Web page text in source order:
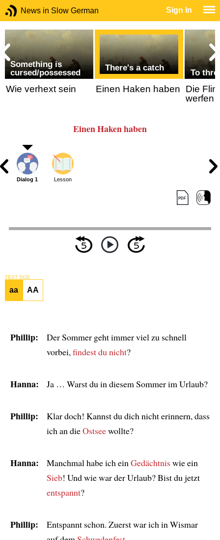
News in Slow German Sign In
Something is
cursed/possessed
Wie verhext sein
There's a catch
Einen Haken haben
To
Die
werfen
Einen Haken haben
Dialog 1 Lesson
TEXT SIZE
aa AA
Phillip:
Der Sommer geht immer viel zu schnell
vorbei, findest du nicht?
Hanna: Ja … Warst du in diesem Sommer im Urlaub?
Phillip:
Klar doch! Kannst du dich nicht erinnern, dass
ich an dieOstseewollte?
Hanna: Manchmal habe ich ein Gedächtniswie ein
Sieb! Und wie war der Urlaub? Bist du jetzt
entspannt?
Phillip:
Entspannt schon. Zuerst war ich in Wismar